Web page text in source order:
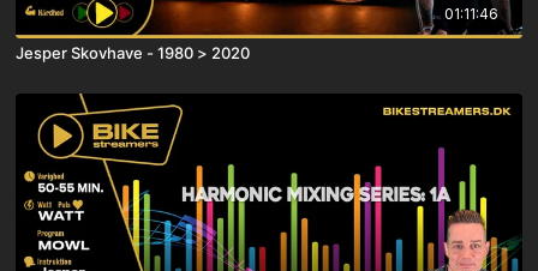
01:11:46
Jesper Skovhave - 1980 > 2020